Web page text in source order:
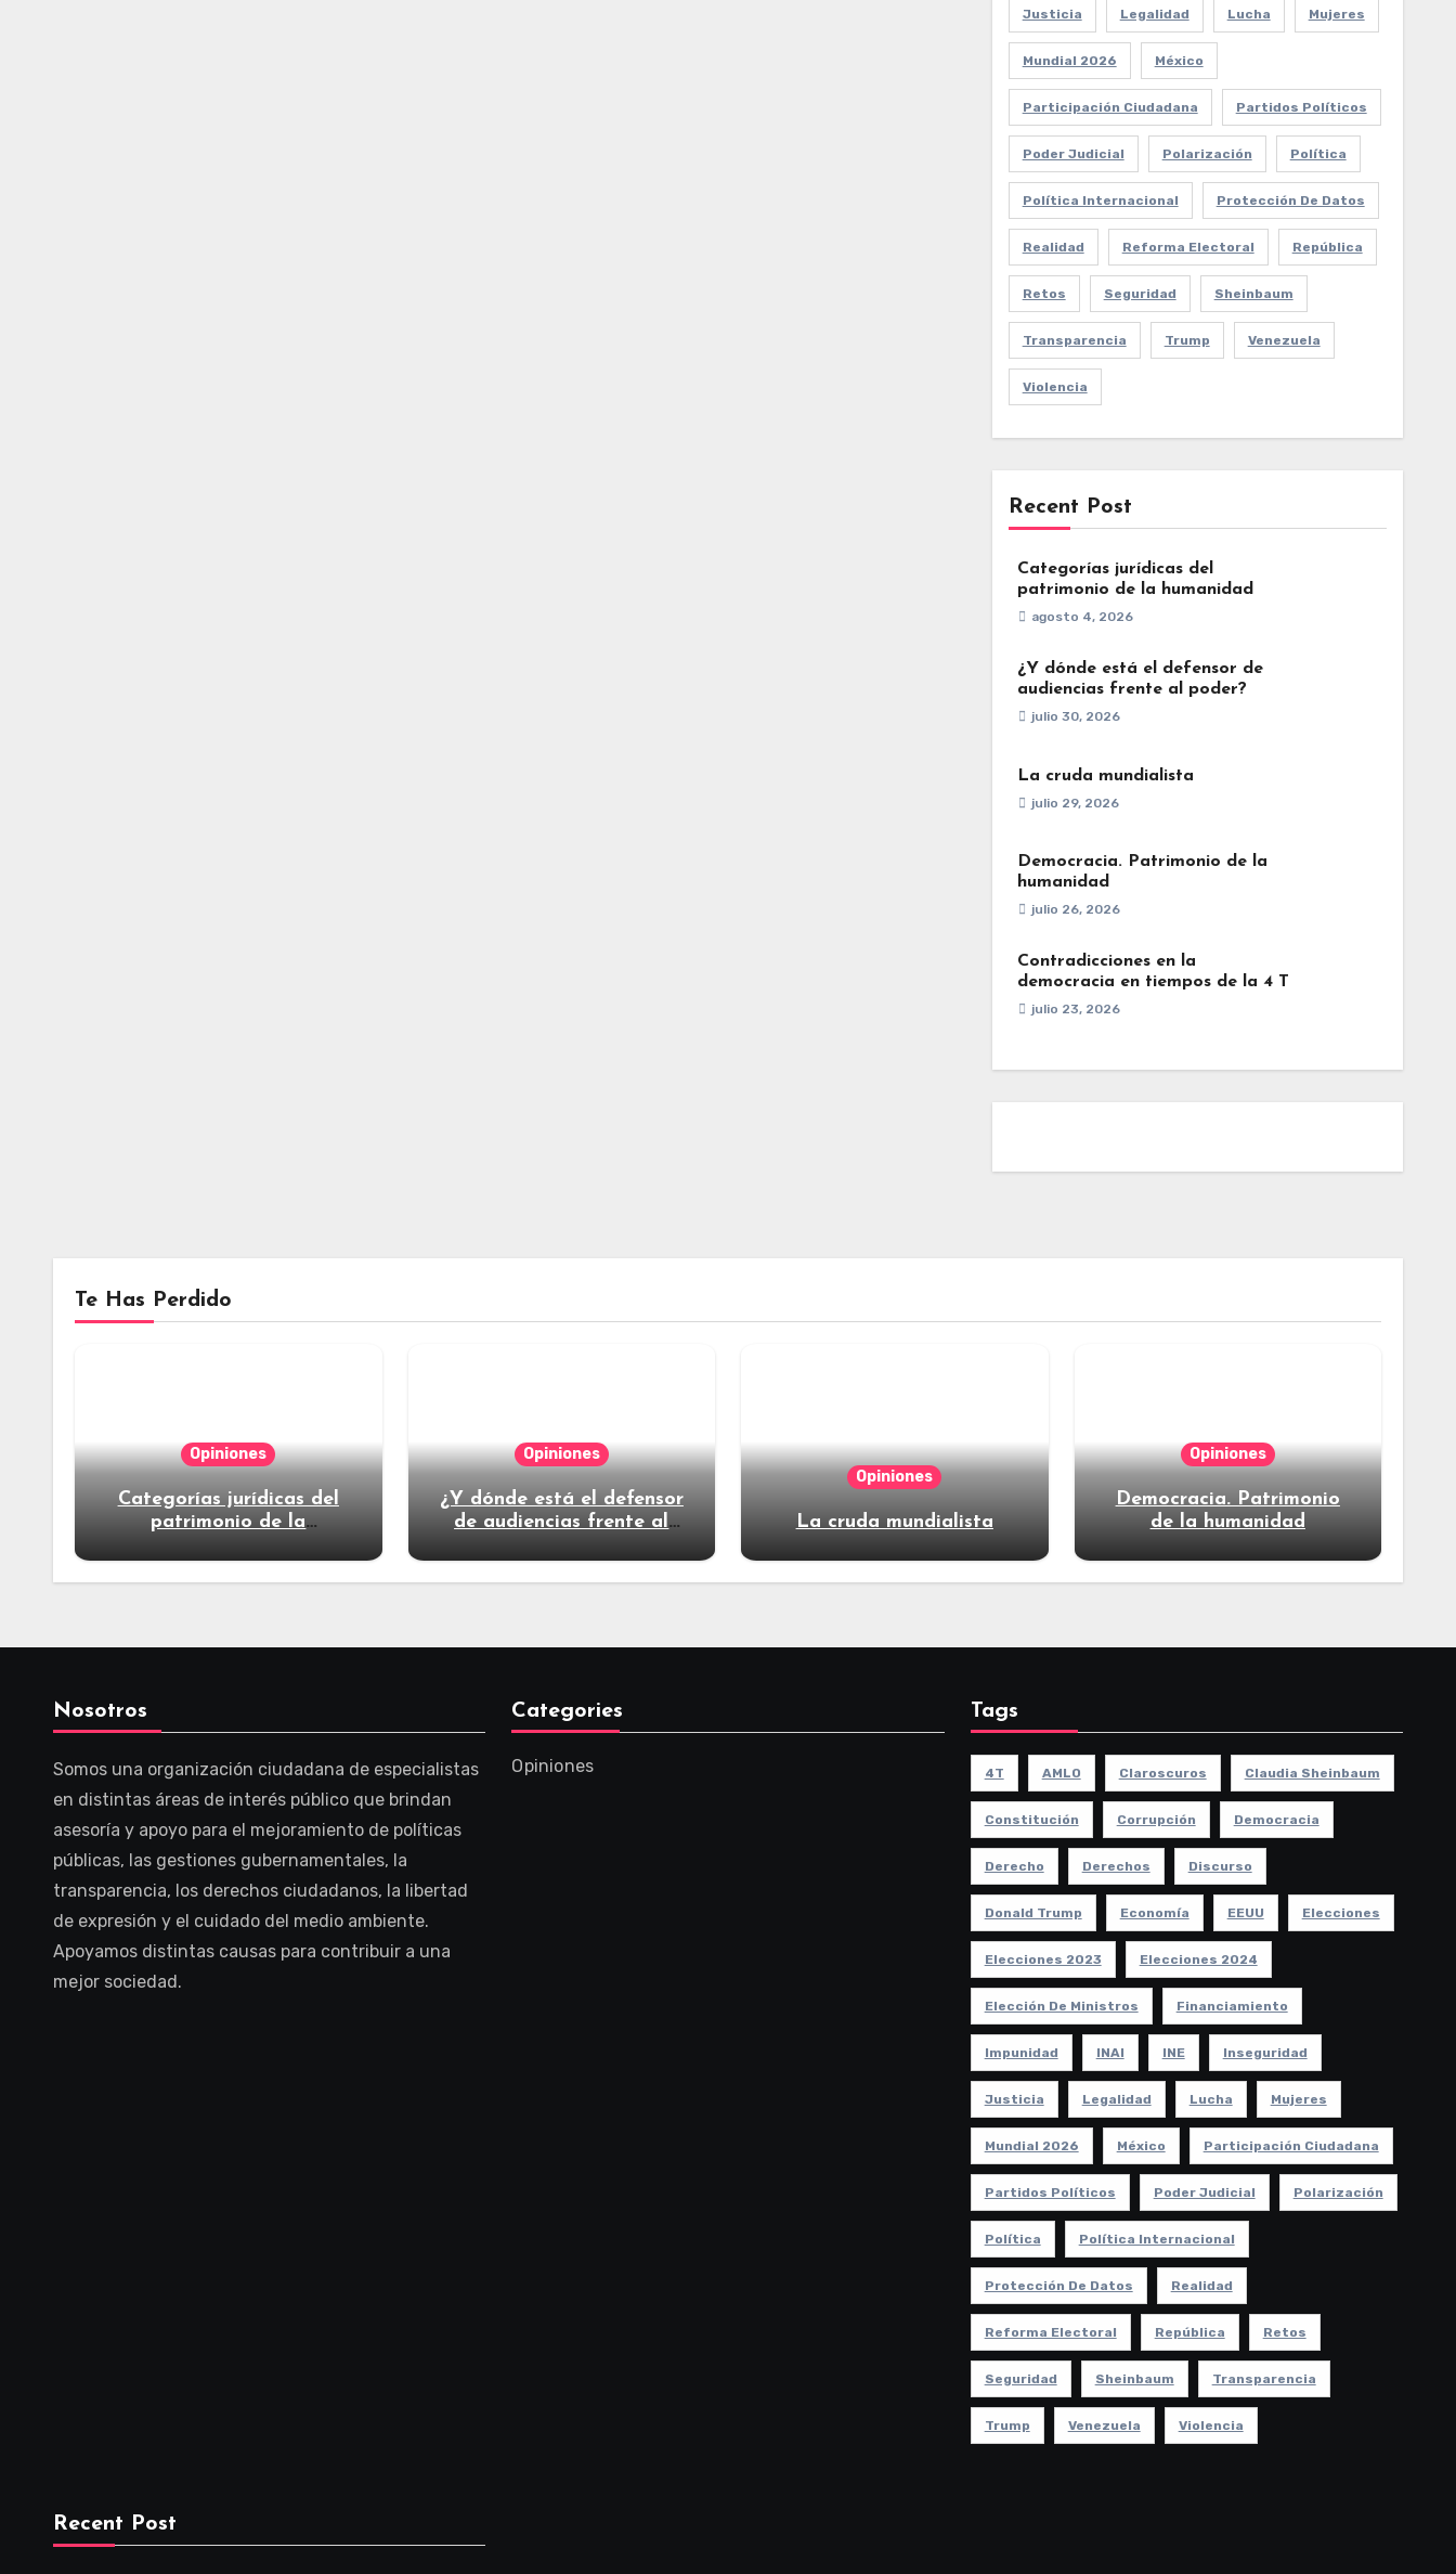
Justicia Legalidad Lucha Mujeres
Mundial 2026 México
Participación Ciudadana Partidos Políticos
Poder Judicial Polarización Política
Política Internacional Protección De Datos
Realidad Reforma Electoral República
Retos Seguridad Sheinbaum
Transparencia Trump Venezuela
Violencia
Recent Post
Categorías jurídicas del
patrimonio de la humanidad
agosto 4, 2026
¿Y dónde está el defensor de
audiencias frente al poder?
julio 30, 2026
La cruda mundialista
julio 29, 2026
Democracia. Patrimonio de la
humanidad
julio 26, 2026
Contradicciones en la
democracia en tiempos de la 4 T
julio 23, 2026
Te Has Perdido
Opiniones
Categorías jurídicas del
patrimonio de la
Opiniones
¿Y dónde está el defensor
de audiencias frente al
Opiniones
La cruda mundialista
Opiniones
Democracia. Patrimonio
de la humanidad
Nosotros
Somos una organización ciudadana de especialistas
en distintas áreas de interés público que brindan
asesoría y apoyo para el mejoramiento de políticas
públicas, las gestiones gubernamentales, la
transparencia, los derechos ciudadanos, la libertad
de expresión y el cuidado del medio ambiente.
Apoyamos distintas causas para contribuir a una
mejor sociedad.
Categories
Opiniones
Tags
4T AMLO Claroscuros Claudia Sheinbaum
Constitución Corrupción Democracia
Derecho Derechos Discurso
Donald Trump Economía EEUU Elecciones
Elecciones 2023 Elecciones 2024
Elección De Ministros Financiamiento
Impunidad INAI INE Inseguridad
Justicia Legalidad Lucha Mujeres
Mundial 2026 México Participación Ciudadana
Partidos Políticos Poder Judicial Polarización
Política Política Internacional
Protección De Datos Realidad
Reforma Electoral República Retos
Seguridad Sheinbaum Transparencia
Trump Venezuela Violencia
Recent Post